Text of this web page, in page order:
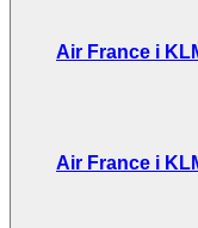
Air France i
Air France i